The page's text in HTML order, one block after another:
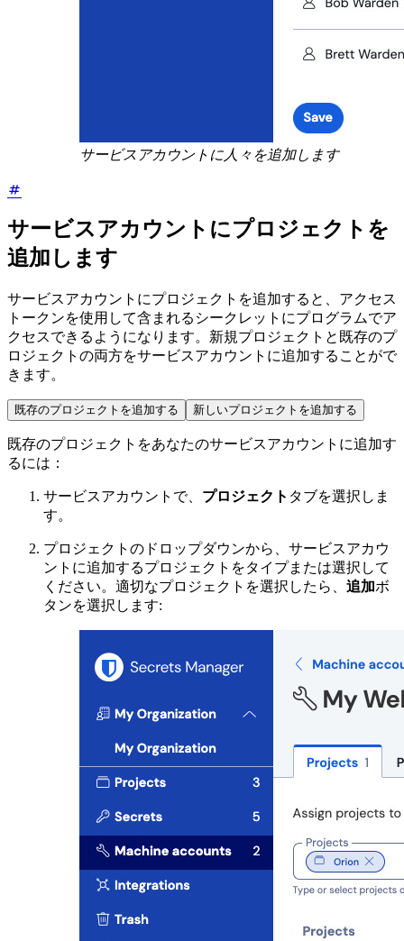
サービスアカウントに人々を追加します
サービスアカウントにプロジェクトを
追加します
サービスアカウントにプロジェクトを追加すると、アクセス
トークンを使用して含まれるシークレットにプログラムでア
クセスできるようになります。新規プロジェクトと既存のプ
ロジェクトの両方をサービスアカウントに追加することがで
きます。
既存のプロジェクトを追加する 新しいプロジェクトを追加する
既存のプロジェクトをあなたのサービスアカウントに追加す
るには：
サービスアカウントで、 プロジェクト タブを選択しま
す。
プロジェクトのドロップダウンから、サービスアカウ
ントに追加するプロジェクトをタイプまたは選択して
ください。適切なプロジェクトを選択したら、 追加ボ
タンを選択します: